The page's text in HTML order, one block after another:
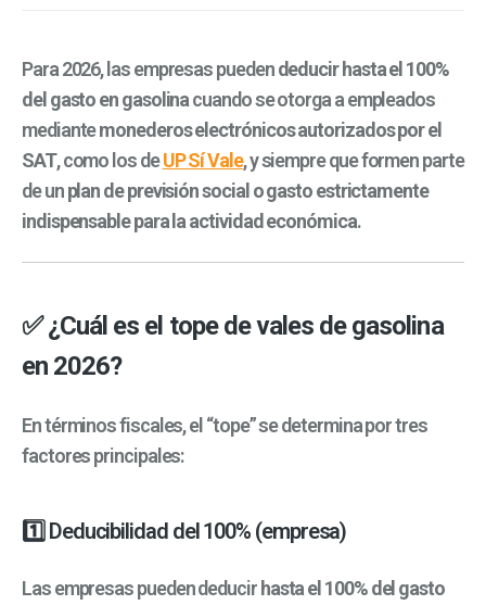
Para 2026, las empresas puedendeducir hasta el 100%
del gasto en gasolinacuando se otorga a empleados
mediantemonederos electrónicos autorizados por el
SAT, como los deUP Sí Vale,y siempre que formen parte
de unplan de previsión social o gasto estrictamente
indispensable para la actividad económica.
✅ ¿Cuál es el tope de vales de gasolina
en 2026?
En términos fiscales, el “tope” se determina por tres
factores principales:
1️⃣ Deducibilidad del 100% (empresa)
Las empresas pueden deducirhasta el 100% del gasto